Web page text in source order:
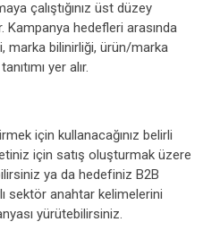
çalıştığınız üst düzey
hedefleri arasında
marka bilinirliği, ürün/marka
yer alır.
için kullanacağınız belirli
için satış oluşturmak üzere
ya da hedefiniz B2B
sektör anahtar kelimelerini
yürütebilirsiniz.